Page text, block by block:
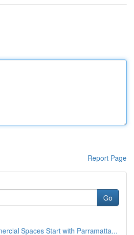
Report Page
Go
Spaces Start with Parramatta...